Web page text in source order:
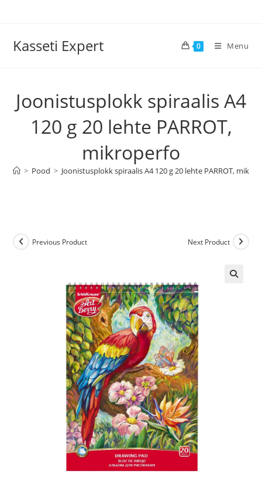
Kasseti Expert 0 Menu
Joonistusplokk spiraalis A4
120 g 20 lehte PARROT,
mikroperfo
> Pood > Joonistusplokk spiraalis A4 120 g 20 lehte PARROT,
Previous Product Next Product